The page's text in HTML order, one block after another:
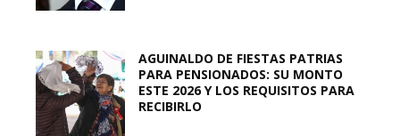
AGUINALDO DE FIESTAS PATRIAS
PARA PENSIONADOS: SU MONTO
ESTE 2026 Y LOS REQUISITOS PARA
RECIBIRLO